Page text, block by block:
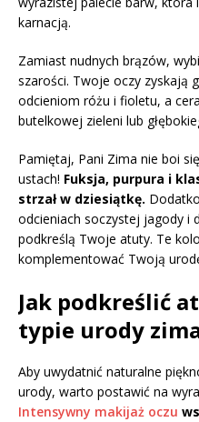
karnacją.
Zamiast nudnych brązów,
szarości. Twoje oczy zyskają
odcieniom różu i fioletu, a
butelkowej zieleni lub
Pamiętaj, Pani Zima nie boi
ustach! Fuksja, purpura i
strzał w dziesiątkę.
odcieniach soczystej jagody i
podkreślą Twoje atuty. Te
komplementować Twoją
Jak podkreślić
typie urody
Aby uwydatnić naturalne
urody, warto postawić na
Intensywny makijaż oczu